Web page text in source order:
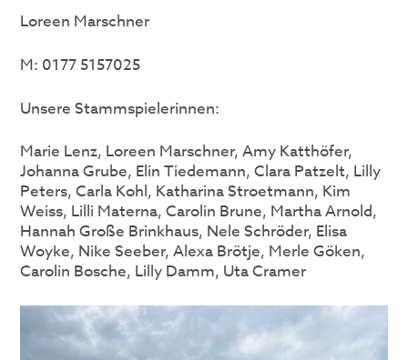
Loreen Marschner
M: 0177 5157025
Unsere Stammspielerinnen:
Marie Lenz, Loreen Marschner, Amy Katthöfer,
Johanna Grube, Elin Tiedemann, Clara Patzelt, Lilly
Peters, Carla Kohl, Katharina Stroetmann, Kim
Weiss, Lilli Materna, Carolin Brune, Martha Arnold,
Hannah Große Brinkhaus, Nele Schröder, Elisa
Woyke, Nike Seeber, Alexa Brötje, Merle Göken,
Carolin Bosche, Lilly Damm, Uta Cramer